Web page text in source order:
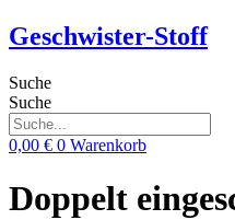
Zum
Inhalt
Geschwister-Stoff
Suche
Suche
0,00 € 0 Warenkorb
Doppelt